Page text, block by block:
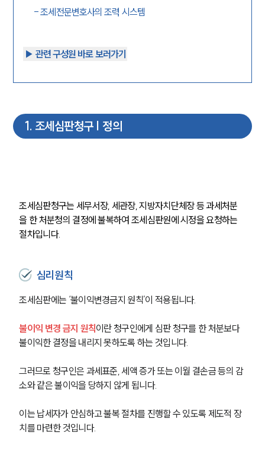
-조세전문변호사의 조력 시스템
▶︎ 관련 구성원 바로 보러가기
1. 조세심판청구 | 정의
조세심판청구는 세무서장, 세관장, 지방자치단체장 등 과세처분
을 한 처분청의 결정에 불복하여 조세심판원에 시정을 요청하는
절차입니다.
심리원칙
조세심판에는 ‘불이익변경금지 원칙’이 적용됩니다.
불이익 변경 금지 원칙이란 청구인에게 심판 청구를 한 처분보다
불이익한 결정을 내리지 못하도록 하는 것입니다.
그러므로 청구인은 과세표준, 세액 증가 또는 이월 결손금 등의 감
소와 같은 불이익을 당하지 않게 됩니다.
이는 납세자가 안심하고 불복 절차를 진행할 수 있도록 제도적 장
치를 마련한 것입니다.